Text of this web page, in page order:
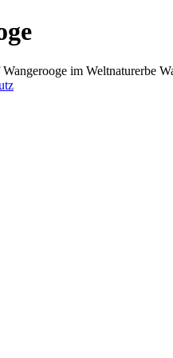
im Weltnaturerbe